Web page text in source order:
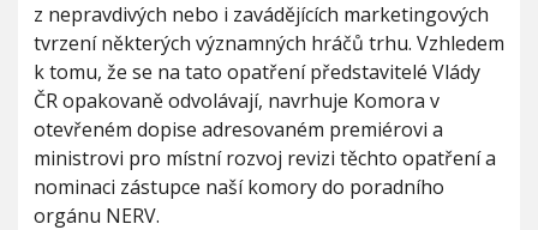
z nepravdivých nebo i zavádějících marketingových
tvrzení některých významných hráčů trhu. Vzhledem
k tomu, že se na tato opatření představitelé Vlády
ČR opakovaně odvolávají, navrhuje Komora v
otevřeném dopise adresovaném premiérovi a
ministrovi pro místní rozvoj revizi těchto opatření a
nominaci zástupce naší komory do poradního
orgánu NERV.